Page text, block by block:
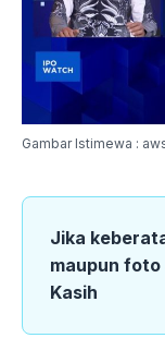
Gambar Istimewa :
Jika
maupun foto
Kasih